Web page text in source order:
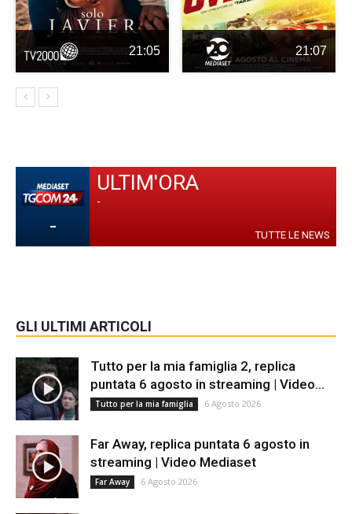
21:05 21:07
-
ULTIM'ORA
-
TUTTE LE NEWS
GLI ULTIMI ARTICOLI
Tutto per la mia famiglia 2, replica
puntata 6 agosto in streaming | Video...
Tutto per la mia famiglia 6 Agosto 2026
Far Away, replica puntata 6 agosto in
streaming | Video Mediaset
Far Away 6 Agosto 2026